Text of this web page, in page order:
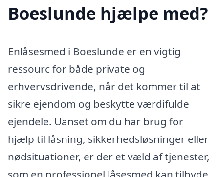
Boeslunde hjælpe med?
Enlåsesmed i Boeslunde er en vigtig
ressourc for både private og
erhvervsdrivende, når det kommer til at
sikre ejendom og beskytte værdifulde
ejendele. Uanset om du har brug for
hjælp til låsning, sikkerhedsløsninger eller
nødsituationer, er der et væld af tjenester,
som en professionel låsesmed kan tilbyde